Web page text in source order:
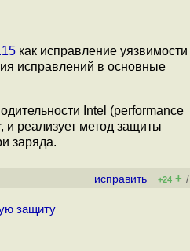
как исправление уязвимости
исправлений в основные
Intel (performance
и реализует метод защиты
заряда.
исправить +24 + /
защиту